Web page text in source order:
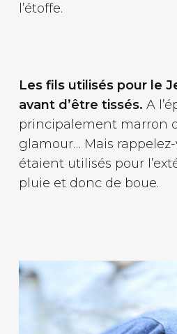
l’étoffe.
Les fils utilisés pour le
avant d’être tissés. A
principalement marron
glamour… Mais rappelez-
étaient utilisés pour
pluie et donc de boue.